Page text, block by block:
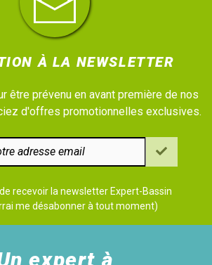
À LA NEWSLETTER
être prévenu en avant première de nos
d'offres promotionnelles exclusives.
recevoir la newsletter Expert-Bassin
me désabonner à tout moment)
expert à